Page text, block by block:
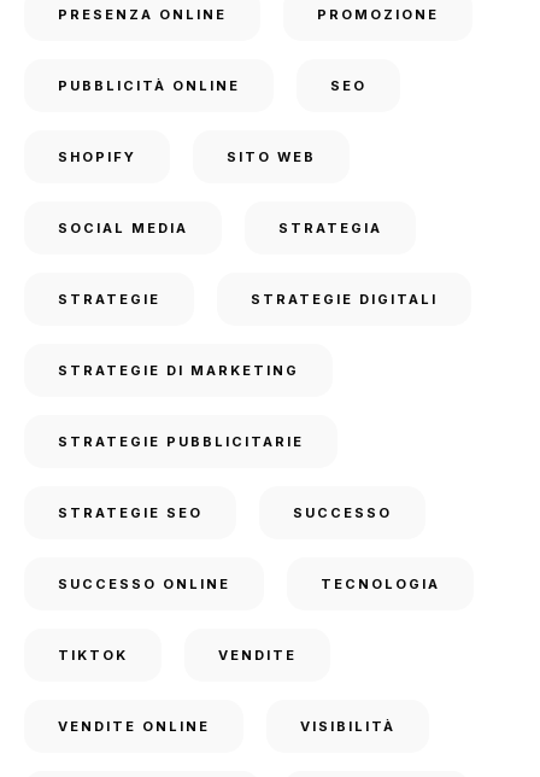
PRESENZA ONLINE PROMOZIONE
PUBBLICITÀ ONLINE SEO
SHOPIFY SITO WEB
SOCIAL MEDIA STRATEGIA
STRATEGIE STRATEGIE DIGITALI
STRATEGIE DI MARKETING
STRATEGIE PUBBLICITARIE
STRATEGIE SEO SUCCESSO
SUCCESSO ONLINE TECNOLOGIA
TIKTOK VENDITE
VENDITE ONLINE VISIBILITÀ